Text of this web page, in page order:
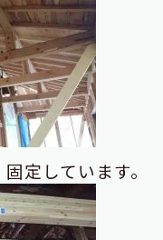
固定しています。